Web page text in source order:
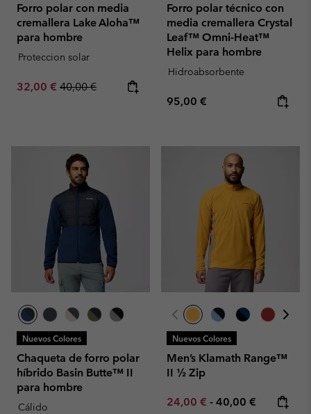
Forro polar con media
cremallera Lake Aloha™
para hombre
Proteccion solar
Sale price:
32,00 € Regular price:
40,00 €
Forro polar técnico con
media cremallera Crystal
Leaf™ Omni-Heat™
Helix para hombre
Hidroabsorbente
Regular price:
95,00 €
Nuevos Colores
Chaqueta de forro polar
híbrido Basin Butte™ II
para hombre
Cálido
Nuevos Colores
Men’s Klamath Range™
II ½ Zip
Minimum sale price:
24,00 € - Maximum price:
40,00 €